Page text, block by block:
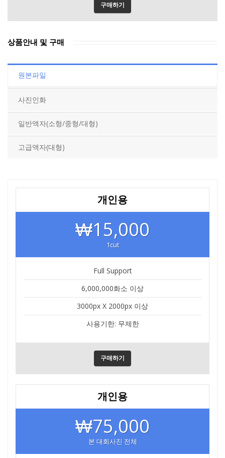
구매하기
상품안내 및 구매
원본파일
사진인화
일반액자(소형/중형/대형)
고급액자(대형)
개인용
₩15,000
1cut
Full Support
6,000,000화소 이상
3000px X 2000px 이상
사용기한: 무제한
구매하기
개인용
₩75,000
본 대회사진 전체